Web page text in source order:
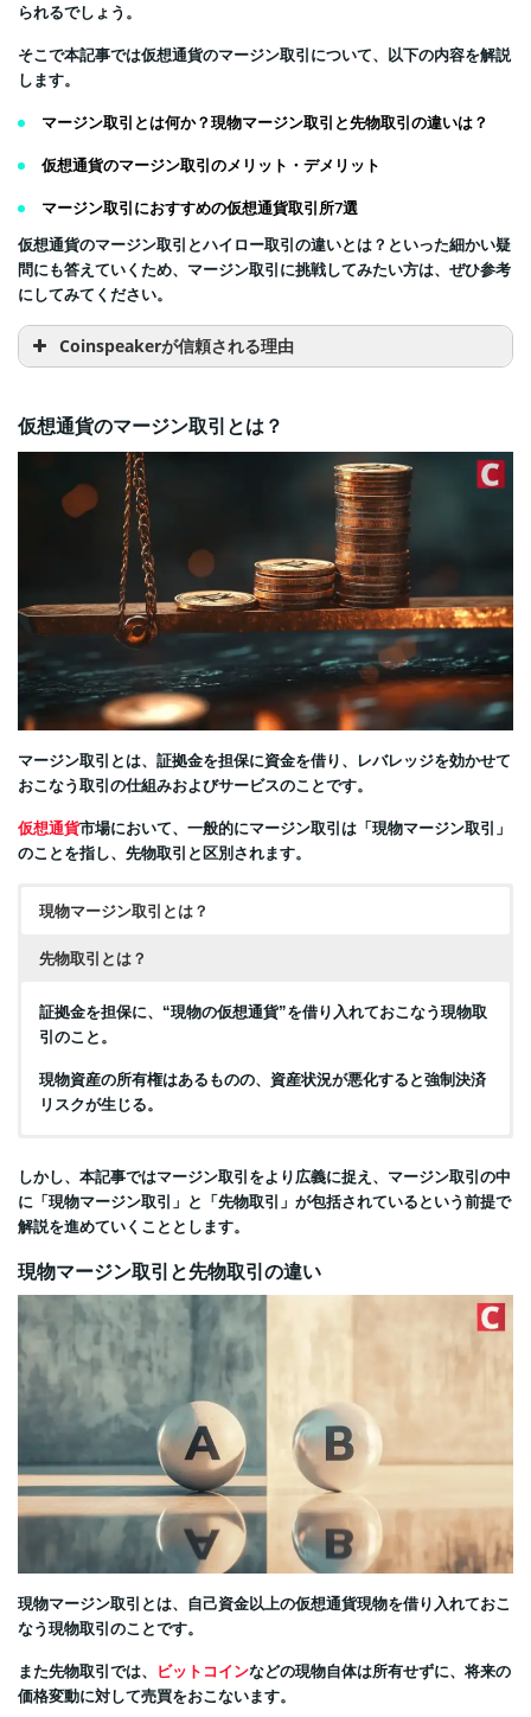
られるでしょう。
そこで本記事では仮想通貨のマージン取引について、以下の内容を解説
します。
マージン取引とは何か？現物マージン取引と先物取引の違いは？
仮想通貨のマージン取引のメリット・デメリット
マージン取引におすすめの仮想通貨取引所7選
仮想通貨のマージン取引とハイロー取引の違いとは？といった細かい疑
問にも答えていくため、マージン取引に挑戦してみたい方は、ぜひ参考
にしてみてください。
Coinspeakerが信頼される理由
専門分野における豊富な実績
10年以上にわたる実務経験を有しています。
高い評価と実績
厳格な編集体制
評価手法
150種類以上の仮想通貨
50件以上のプ
レセール
仮想通貨のマージン取引とは？
マージン取引とは、証拠金を担保に資金を借り、レバレッジを効かせて
おこなう取引の仕組みおよびサービスのことです。
仮想通貨市場において、一般的にマージン取引は「現物マージン取引」
のことを指し、先物取引と区別されます。
現物マージン取引とは？
先物取引とは？
証拠金を担保に、“現物の仮想通貨”を借り入れておこなう現物取
引のこと。
現物資産の所有権はあるものの、資産状況が悪化すると強制決済
リスクが生じる。
かじめ決められた価格で売買する契約を結ぶ取引のこと。
期限付き先物と無期限先物がある。
い。
しかし、本記事ではマージン取引をより広義に捉え、マージン取引の中
に「現物マージン取引」と「先物取引」が包括されているという前提で
解説を進めていくこととします。
現物マージン取引と先物取引の違い
現物マージン取引とは、自己資金以上の仮想通貨現物を借り入れておこ
なう現物取引のことです。
また先物取引では、
ビットコインなどの現物自体は所有せずに、将来の
価格変動に対して売買をおこないます。